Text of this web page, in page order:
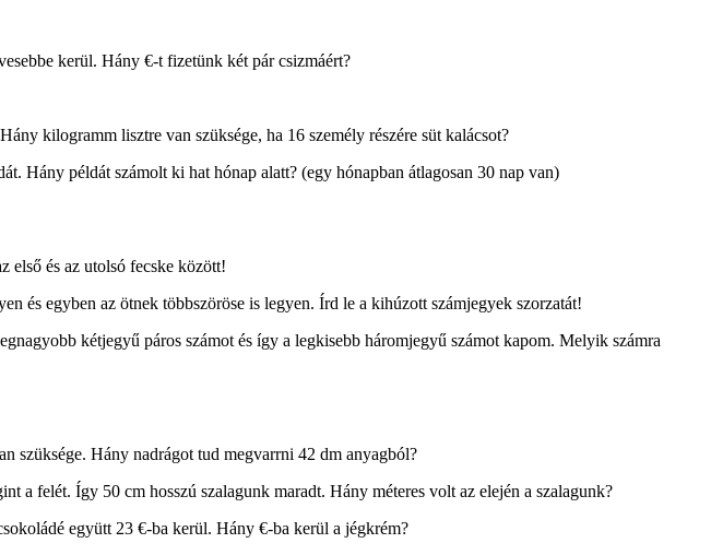
kerül. Hány €-t fizetünk két pár csizmáért?
Hány kilogramm lisztre van szüksége, ha 16 személy részére süt kalácsot?
Hány példát számolt ki hat hónap alatt? (egy hónapban átlagosan 30 nap van)
első és az utolsó fecske között!
és egyben az ötnek többszöröse is legyen. Írd le a kihúzott számjegyek szorzatát!
kétjegyű páros számot és így a legkisebb háromjegyű számot kapom. Melyik számra
szüksége. Hány nadrágot tud megvarrni 42 dm anyagból?
a felét. Így 50 cm hosszú szalagunk maradt. Hány méteres volt az elején a szalagunk?
együtt 23 €-ba kerül. Hány €-ba kerül a jégkrém?